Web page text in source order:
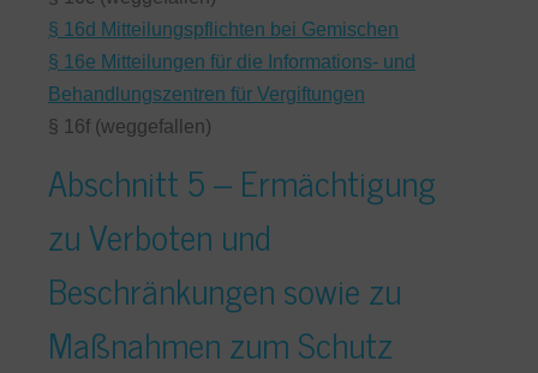
§ 16d Mitteilungspflichten bei Gemischen
§ 16e Mitteilungen für die Informations- und
Behandlungszentren für Vergiftungen
§ 16f (weggefallen)
Abschnitt 5 – Ermächtigung
zu Verboten und
Beschränkungen sowie zu
Maßnahmen zum Schutz